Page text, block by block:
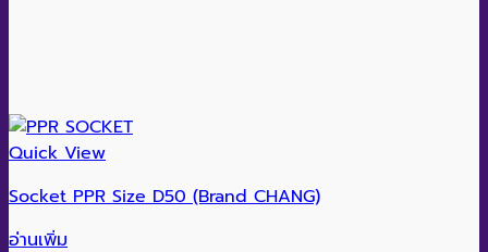
Quick View
Socket PPR Size D50 (Brand CHANG)
อ่านเพิ่ม